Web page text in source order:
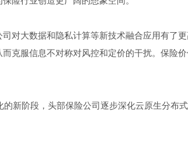
对大数据和隐私计算等新技术融合应用有了
克服信息不对称对风控和定价的干扰。保险
新阶段，头部保险公司逐步深化云原生分布